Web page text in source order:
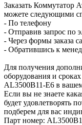
Заказать Коммутатор
можете следующими
- По телефону
- Отправив запрос по
- Через формы заказа
- Обратившись к
Для получения
оборудования и
AL3500B11-E6 в
Если вы не знаете
будет удовлетворять
подберем для вас
Парт номер: